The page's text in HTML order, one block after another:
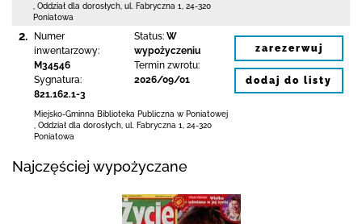
Oddział dla dorosłych, ul. Fabryczna 1
24-320
Poniatowa
2.
Numer
inwentarzowy:
M34546
Sygnatura:
821.162.1-3
Status: W
wypożyczeniu
Termin zwrotu:
2026/09/01
Miejsko-Gminna Biblioteka Publiczna w Poniatowej
Oddział dla dorosłych, ul. Fabryczna 1
24-320
Poniatowa
zarezerwuj
dodaj do listy
Najczęściej wypożyczane